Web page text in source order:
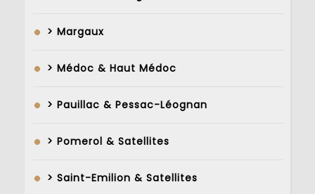
> Margaux
> Médoc & Haut Médoc
> Pauillac & Pessac-Léognan
> Pomerol & Satellites
> Saint-Emilion & Satellites